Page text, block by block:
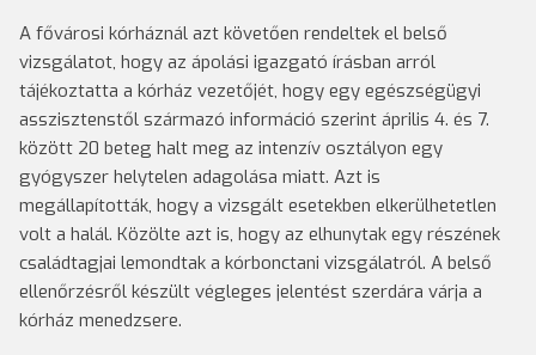
A fővárosi kórháznál azt követően rendeltek el belső
vizsgálatot, hogy az ápolási igazgató írásban arról
tájékoztatta a kórház vezetőjét, hogy egy egészségügyi
asszisztenstől származó információ szerint április 4. és 7.
között 20 beteg halt meg az intenzív osztályon egy
gyógyszer helytelen adagolása miatt. Azt is
megállapították, hogy a vizsgált esetekben elkerülhetetlen
volt a halál. Közölte azt is, hogy az elhunytak egy részének
családtagjai lemondtak a kórbonctani vizsgálatról. A belső
ellenőrzésről készült végleges jelentést szerdára várja a
kórház menedzsere.